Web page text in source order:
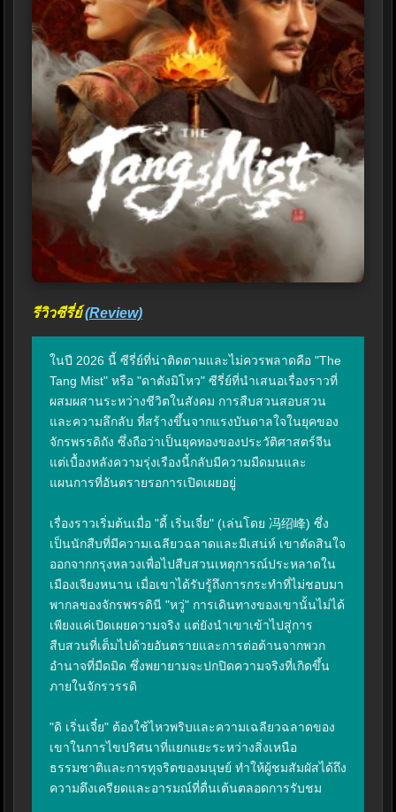
รีวิวซีรี่ย์(Review)
ในปี 2026 นี้ ซีรี่ย์ที่น่าติดตามและไม่ควรพลาดคือ "The
Tang Mist" หรือ "ดาตังมิโหว" ซีรี่ย์ที่นำเสนอเรื่องราวที่
ผสมผสานระหว่างชีวิตในสังคม การสืบสวนสอบสวน
และความลึกลับ ที่สร้างขึ้นจากแรงบันดาลใจในยุคของ
จักรพรรดิถัง ซึ่งถือว่าเป็นยุคทองของประวัติศาสตร์จีน
แต่เบื้องหลังความรุ่งเรืองนี้กลับมีความมืดมนและ
แผนการที่อันตรายรอการเปิดเผยอยู่
เรื่องราวเริ่มต้นเมื่อ "ดี้ เริ่นเจี๋ย" (เล่นโดย 冯绍峰) ซึ่ง
เป็นนักสืบที่มีความเฉลียวฉลาดและมีเสน่ห์ เขาตัดสินใจ
ออกจากกรุงหลวงเพื่อไปสืบสวนเหตุการณ์ประหลาดใน
เมืองเจียงหนาน เมื่อเขาได้รับรู้ถึงการกระทำที่ไม่ชอบมา
พากลของจักรพรรดินี "หวู่" การเดินทางของเขานั้นไม่ได้
เพียงแค่เปิดเผยความจริง แต่ยังนำเขาเข้าไปสู่การ
สืบสวนที่เต็มไปด้วยอันตรายและการต่อต้านจากพวก
อำนาจที่มืดมิด ซึ่งพยายามจะปกปิดความจริงที่เกิดขึ้น
ภายในจักรวรรดิ
"ดิ เริ่นเจี๋ย" ต้องใช้ไหวพริบและความเฉลียวฉลาดของ
เขาในการไขปริศนาที่แยกแยะระหว่างสิ่งเหนือ
ธรรมชาติและการทุจริตของมนุษย์ ทำให้ผู้ชมสัมผัสได้ถึง
ความตึงเครียดและอารมณ์ที่ตื่นเต้นตลอดการรับชม